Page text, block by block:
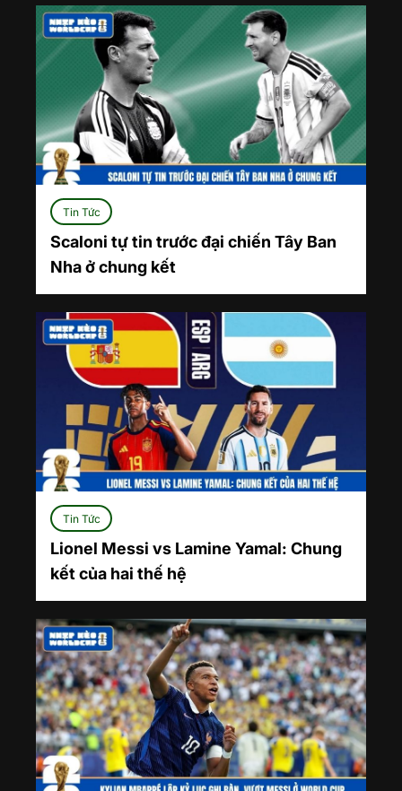
Tin Tức
Scaloni tự tin trước đại chiến Tây Ban
Nha ở chung kết
Tin Tức
Lionel Messi vs Lamine Yamal: Chung
kết của hai thế hệ